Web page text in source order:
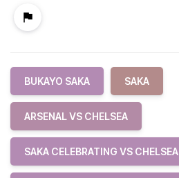
BUKAYO SAKA SAKA
ARSENAL VS CHELSEA
SAKA CELEBRATING VS CHELSEA